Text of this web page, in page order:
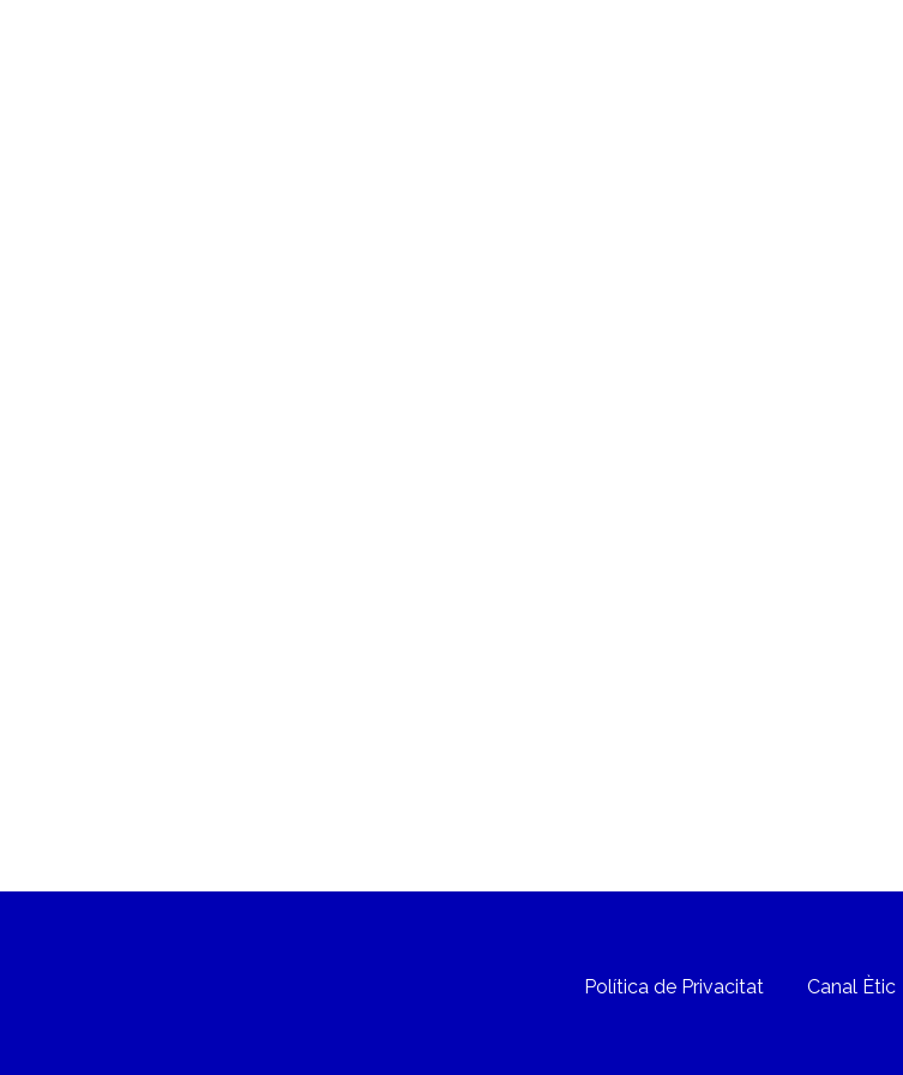
Política de Privacitat Canal Ètic